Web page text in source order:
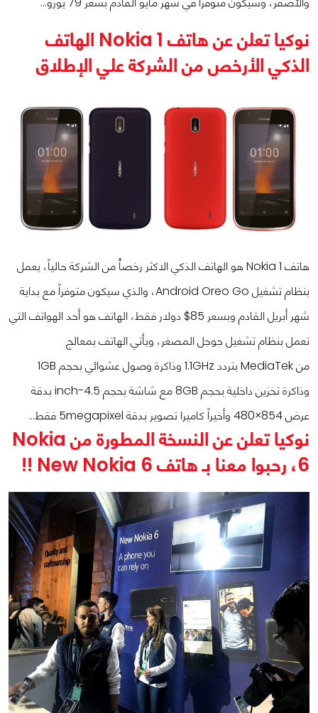
نوكيا تعلن عن هاتف Nokia 1 الهاتف
الذكي الأرخص من الشركة علي الإطلاق
هاتف Nokia 1 هو الهاتف الذكي الاكثر رخصاًُ من الشركة حالياً، يعمل
بنظام تشغيل Android Oreo Go، والذي سيكون متوفراً مع بداية
شهر أبريل القادم وبسعر 85$ دولار فقط، الهاتف هو أحد الهواتف التي
تعمل بنظام تشغيل جوجل المصغر، ويأتي الهاتف بمعالج
من MediaTek بتردد 1.1GHz وذاكرة وصول عشوائي بحجم 1GB
وذاكرة تخزين داخلية بحجم 8GB مع شاشة بحجم 4.5-inch بدقة
عرض 854×480 وأخيراً كاميرا تصوير بدقة 5megapixel فقط…
نوكيا تعلن عن النسخة المطورة من Nokia
6، رحبوا معنا بـ هاتف New Nokia 6 !!